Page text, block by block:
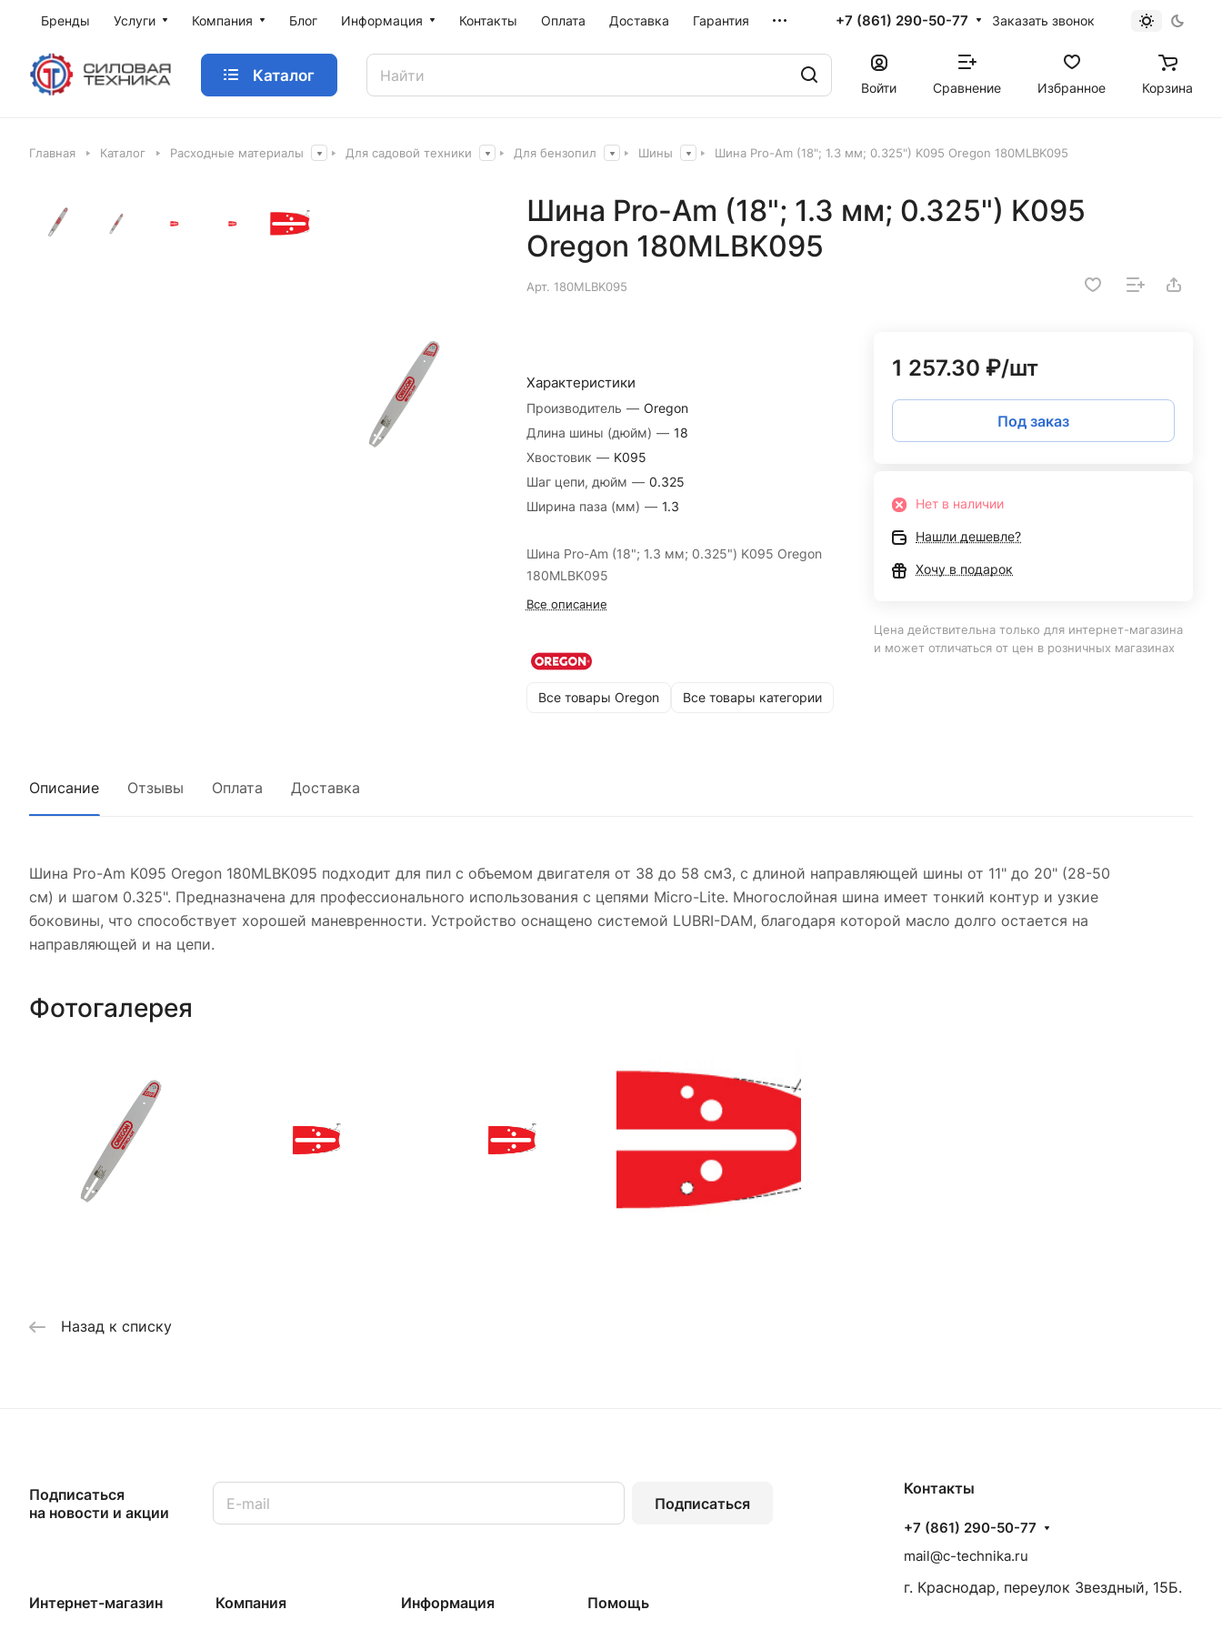
Бренды Услуги Компания Блог Информация Контакты Оплата Доставка Гарантия +7 (861) 290-50-77 Заказать звонок
Каталог
Войти Сравнение Избранное Корзина
Главная Каталог Расходные материалы Для садовой техники Для бензопил Шины Шина Pro-Am (18"; 1.3 мм; 0.325") K095 Oregon 180MLBK095
Шина Pro-Am (18"; 1.3 мм; 0.325") K095
Oregon 180MLBK095
Арт. 180MLBK095
Характеристики
Производитель — Oregon
Длина шины (дюйм) — 18
Хвостовик — K095
Шаг цепи, дюйм — 0.325
Ширина паза (мм) — 1.3
Шина Pro-Am (18"; 1.3 мм; 0.325") K095 Oregon
180MLBK095
Все описание
Все товары Oregon Все товары категории
1 257.30 ₽/шт
Под заказ
Нет в наличии
Нашли дешевле?
Хочу в подарок
Цена действительна только для интернет-магазина
и может отличаться от цен в розничных магазинах
Описание Отзывы Оплата Доставка
Шина Pro-Am K095 Oregon 180MLBK095 подходит для пил с объемом двигателя от 38 до 58 см3, с длиной направляющей шины от 11" до 20" (28-50
см) и шагом 0.325". Предназначена для профессионального использования с цепями Micro-Lite. Многослойная шина имеет тонкий контур и узкие
боковины, что способствует хорошей маневренности. Устройство оснащено системой LUBRI-DAM, благодаря которой масло долго остается на
направляющей и на цепи.
Фотогалерея
Назад к списку
Подписаться
на новости и акции
Подписаться
Интернет-магазин Компания Информация Помощь
Контакты
+7 (861) 290-50-77
mail@c-technika.ru
г. Краснодар, переулок Звездный, 15Б.